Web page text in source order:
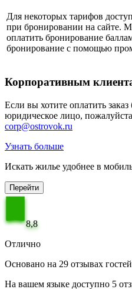
Для некоторых тарифов
при бронировании на сайте.
оплатить бронирование
бронирование с помощью
Корпоративным
Если вы хотите оплатить
юридическое лицо,
corp@ostrovok.ru
Узнать больше
Искать жилье удобнее в
Перейти
8,8
Отлично
Основано на 29 отзывах
На вашем языке доступно 5